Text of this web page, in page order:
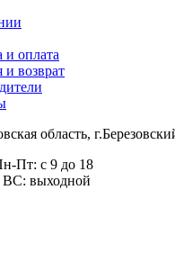
и оплата
и возврат
область,
Пт: с 9 до 18
выходной